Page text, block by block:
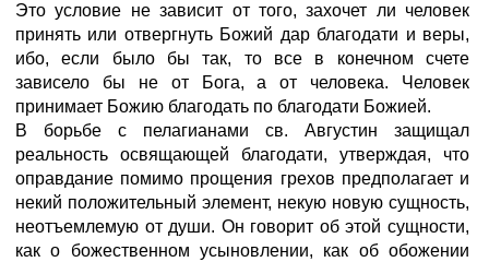
Это условие не зависит от того, захочет ли человек
принять или отвергнуть Божий дар благодати и веры,
ибо, если было бы так, то все в конечном счете
зависело бы не от Бога, а от человека. Человек
принимает Божию благодать по благодати Божией.
В борьбе с пелагианами св. Августин защищал
реальность освящающей благодати, утверждая, что
оправдание помимо прощения грехов предполагает и
некий положительный элемент, некую новую сущность,
неотъемлемую от души. Он говорит об этой сущности,
как о божественном усыновлении, как об обожении